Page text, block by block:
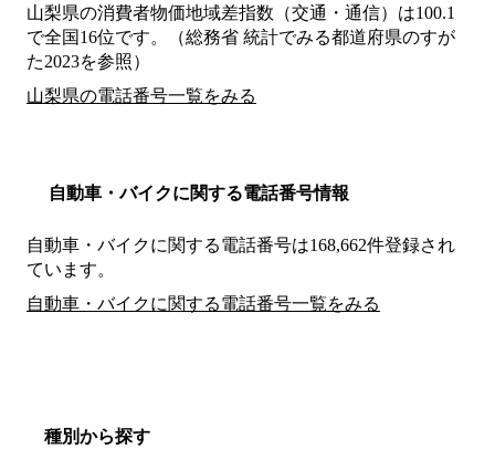
山梨県の消費者物価地域差指数（交通・通信）は100.1
で全国16位です。（総務省 統計でみる都道府県のすが
た2023を参照）
山梨県の電話番号一覧をみる
自動車・バイクに関する電話番号情報
自動車・バイクに関する電話番号は168,662件登録され
ています。
自動車・バイクに関する電話番号一覧をみる
種別から探す